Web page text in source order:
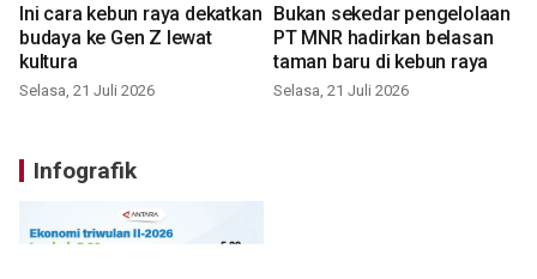
Ini cara kebun raya dekatkan
budaya ke Gen Z lewat
kultura
Selasa, 21 Juli 2026
Bukan sekedar pengelolaan
PT MNR hadirkan belasan
taman baru di kebun raya
Selasa, 21 Juli 2026
Infografik